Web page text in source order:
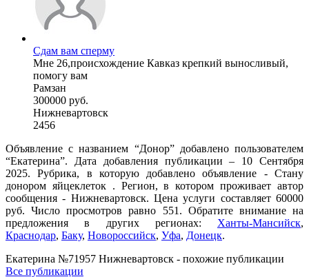
Сдам вам сперму
Мне 26,происхождение Кавказ крепкий выносливый,
помогу вам
Рамзан
300000 руб.
Нижневартовск
2456
Объявление с названием “Донор” добавлено пользователем
“Екатерина”. Дата добавления публикации – 10 Сентября
2025. Рубрика, в которую добавлено объявление - Стану
донором яйцеклеток . Регион, в котором проживает автор
сообщения - Нижневартовск. Цена услуги составляет 60000
руб. Число просмотров равно 551. Обратите внимание на
предложения в других регионах: Ханты-Мансийск,
Краснодар, Баку, Новороссийск, Уфа, Донецк.
Екатерина №71957 Нижневартовск - похожие публикации
Все публикации